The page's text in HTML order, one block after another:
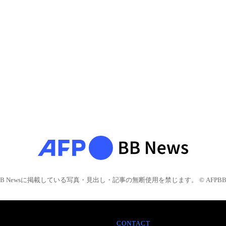
Newsに掲載している写真・見出し・記事の無断使用を禁じます。 © AFPBB
CONTACT